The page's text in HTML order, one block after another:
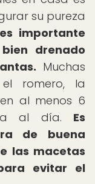
su pureza
importante
drenado
Muchas
el romero, la
al menos 6
al día. Es
de buena
las macetas
evitar el